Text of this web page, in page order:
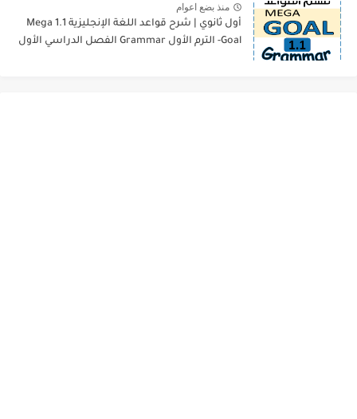
منذ بضع اعوام
أول ثانوي | شرح قواعد اللغة الإنجليزية 1.1 Mega
Goal- الترم الأول Grammar الفصل الدراسي الأول